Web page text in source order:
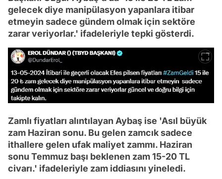
gelecek diye manipülasyon yapanlara itibar
etmeyin sadece gündem olmak için sektöre
zarar veriyorlar.' ifadeleriyle tepki gösterdi.
Zamlı fiyatları alıntılayan Aybaş ise 'Asıl büyük
zam Haziran sonu. Bu gelen zamcık sadece
ithallere gelen ufak maliyet zammı. Haziran
sonu Temmuz başı beklenen zam 15-20 TL
civarı.' ifadeleriyle zam iddiasını yineledi.